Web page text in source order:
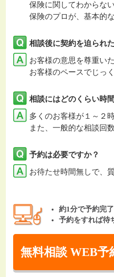
保険に関してわからな
保険のプロが、基本的
相談後に契約を迫られ
お客様の意思を尊重い
お客様のペースでじっ
相談にはどのくらい時
多くのお客様が１～２
また、一般的な相談回
予約は必要ですか？
お待たせ時間無しで、
約1分で予約完了
予約をすれば待
無料相談 WEB予